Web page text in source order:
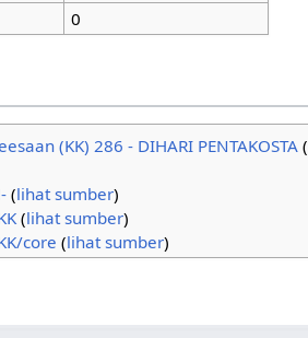
0
(KK) 286 - DIHARI PENTAKOSTA(
(lihat sumber)
(lihat sumber)
core (lihat sumber)